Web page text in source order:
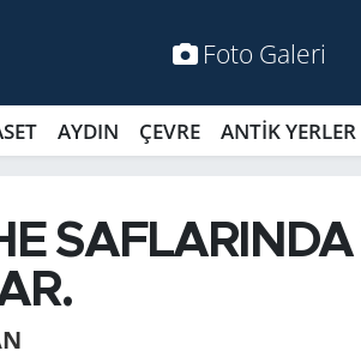
Foto Galeri
AYDIN ÇEVRE ANTİK YERLER
SAFLARINDA